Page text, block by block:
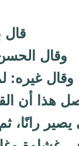
قال
وقال
وقال غيره:
هذا أن
رانًا،